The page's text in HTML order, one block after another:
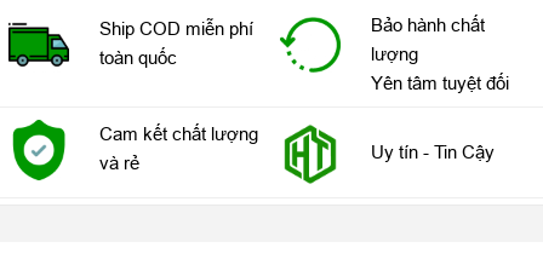
Ship COD miễn phí
toàn quốc
Bảo hành chất
lượng
Yên tâm tuyệt đối
Cam kết chất lượng
và rẻ
Uy tín - Tin Cậy